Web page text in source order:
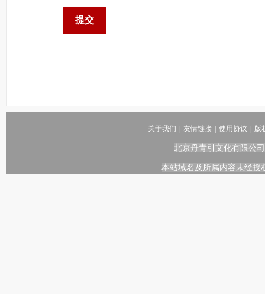
关于我们 友情链接 使用协议 版
北京丹青引文化有限公
本站域名及所属内容未经授